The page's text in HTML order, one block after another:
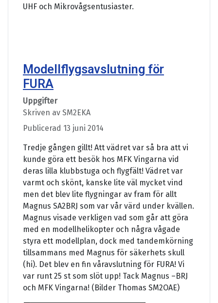
UHF och Mikrovågsentusiaster.
Modellflygsavslutning för
FURA
Uppgifter
Skriven av SM2EKA
Publicerad 13 juni 2014
Tredje gången gillt! Att vädret var så bra att vi
kunde göra ett besök hos MFK Vingarna vid
deras lilla klubbstuga och flygfält! Vädret var
varmt och skönt, kanske lite väl mycket vind
men det blev lite flygningar av fram för allt
Magnus SA2BRJ som var vår värd under kvällen.
Magnus visade verkligen vad som går att göra
med en modellhelikopter och några vågade
styra ett modellplan, dock med tandemkörning
tillsammans med Magnus för säkerhets skull
(hi). Det blev en fin våravslutning för FURA! Vi
var runt 25 st som slöt upp! Tack Magnus –BRJ
och MFK Vingarna! (Bilder Thomas SM2OAE)